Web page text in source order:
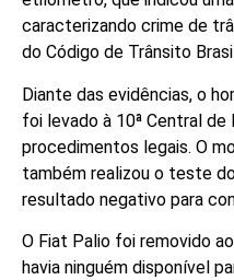
caracterizando crime de
do Código de Trânsito
Diante das evidências, o
foi levado à 10ª Central de
procedimentos legais. O
também realizou o teste
resultado negativo para
O Fiat Palio foi removido
havia ninguém disponível